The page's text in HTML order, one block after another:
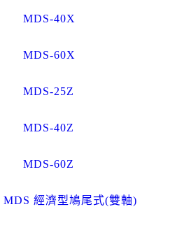
MDS-40X
MDS-60X
MDS-25Z
MDS-40Z
MDS-60Z
▌MDS 經濟型鳩尾式(雙軸)